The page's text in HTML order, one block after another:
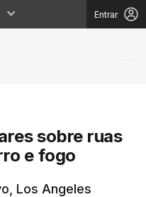
Entrar
sobre ruas
e fogo
Los Angeles